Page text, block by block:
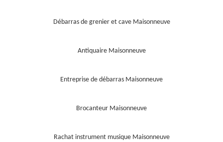
Débarras de grenier et cave Maisonneuve
Antiquaire Maisonneuve
Entreprise de débarras Maisonneuve
Brocanteur Maisonneuve
Rachat instrument musique Maisonneuve